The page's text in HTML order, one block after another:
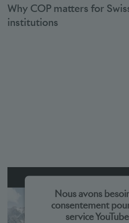
powered by Usercentrics Consent
Why COP matters for
institutions
Nous avons
consentement
service